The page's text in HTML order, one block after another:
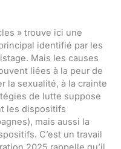
» trouve ici une
identifié par les
Mais les causes
liées à la peur de
la sexualité, à la crainte
de lutte suppose
les dispositifs
mais aussi la
C’est un travail